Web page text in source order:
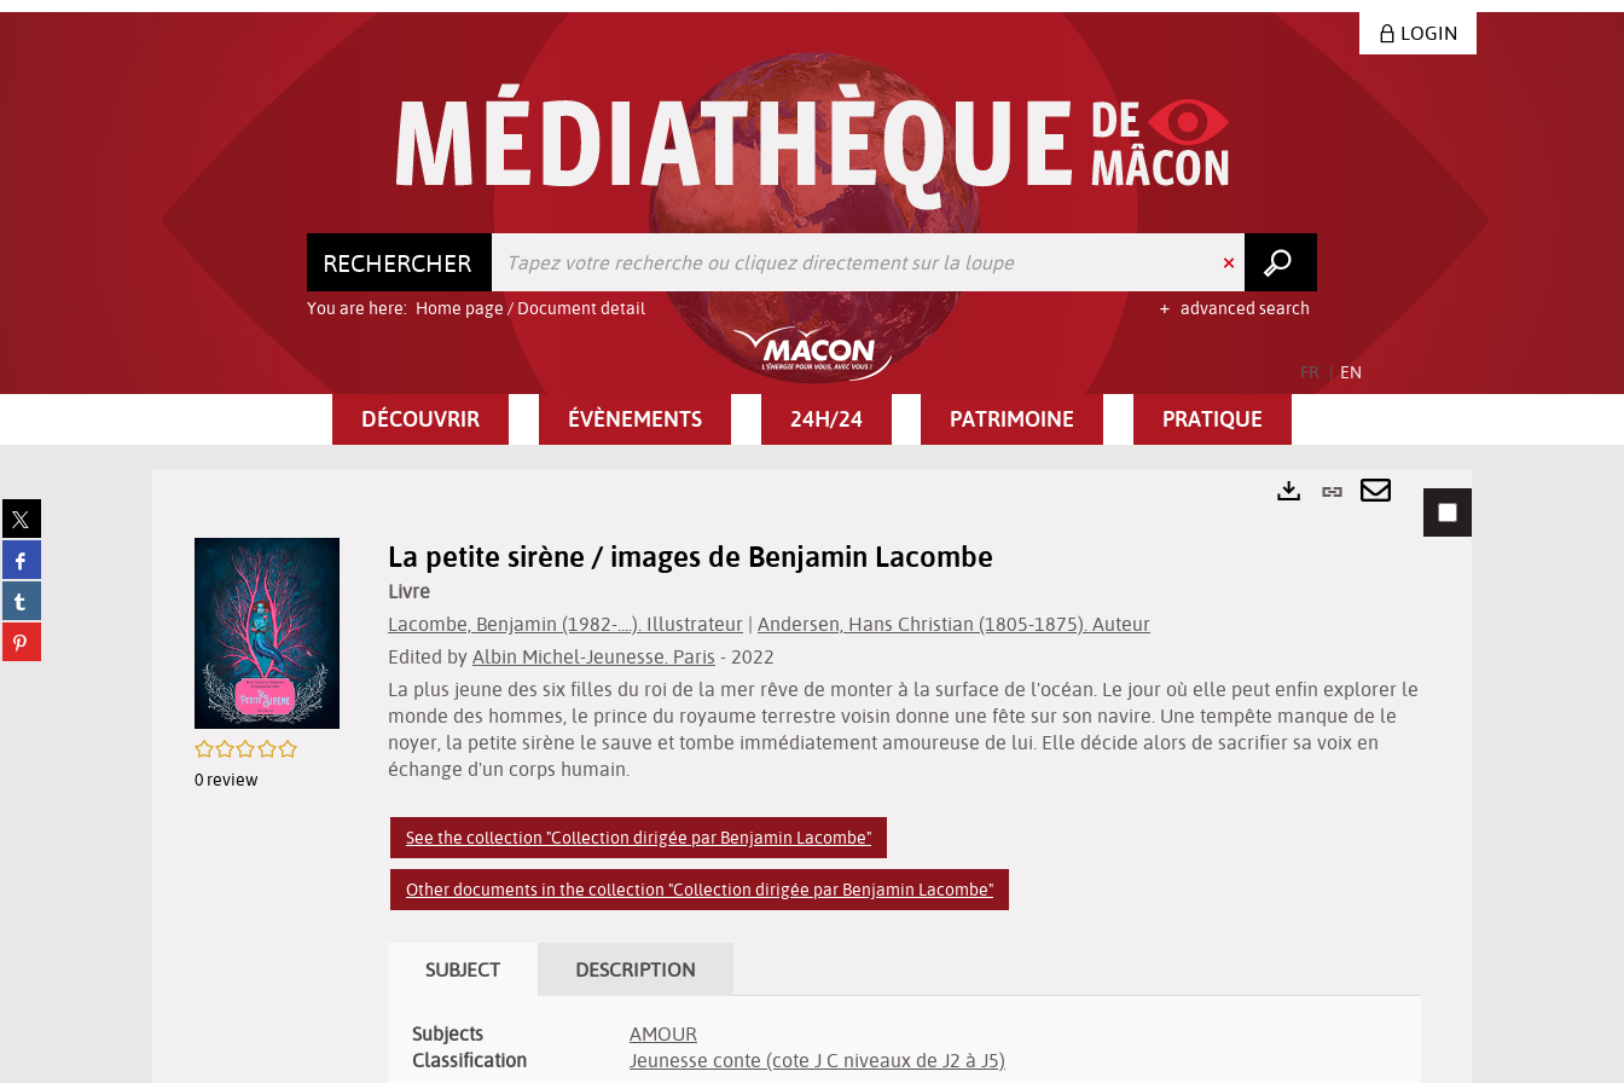
LOGIN
RECHERCHER
advanced search
You are here: Home page / Document detail
FR EN
DÉCOUVRIR ÉVÈNEMENTS 24H/24 PATRIMOINE PRATIQUE
Share
on
twitter
(New
window)
Share
on
facebook
(New
window)
Share
on
tumblr
(New
Share
on
Permanent
Send
/5
0 review
La petite sirène / images de Benjamin Lacombe
Livre
Lacombe, Benjamin (1982-....). Illustrateur | Andersen, Hans Christian (1805-1875). Auteur
Edited by Albin Michel-Jeunesse. Paris - 2022
La plus jeune des six filles du roi de la mer rêve de monter à la surface de l'océan. Le jour où elle peut enfin explorer le
monde des hommes, le prince du royaume terrestre voisin donne une fête sur son navire. Une tempête manque de le
noyer, la petite sirène le sauve et tombe immédiatement amoureuse de lui. Elle décide alors de sacrifier sa voix en
échange d'un corps humain.
See the collection "Collection dirigée par Benjamin Lacombe"
Other documents in the collection "Collection dirigée par Benjamin Lacombe"
SUBJECT DESCRIPTION
Subjects
AMOUR
Classification
Jeunesse conte (cote J C niveaux de J2 à J5)